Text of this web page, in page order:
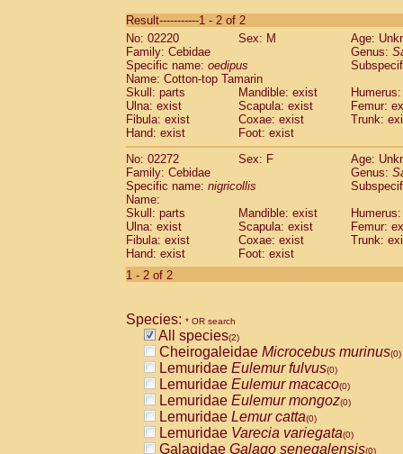
CebidaeSaguinus labiatus(0)
Cebidae Saguinus leucopus (0)
Cebidae
CebidaeSaguinus mystax
Cebidae Saguinus nigricollis (1)
Cebidae Saguinus oedipus
Cebidae Saguinus weddelli
Cebidae Saguinusspp.
Cebidae Aotus trivirgatus
Cebidae
CebidaeCebus apella
Cebidae
Cebidae Cebus nigrivittatus
Cebidae Cebusspp.(0)
Cebidae Saimiri boliviensis
CebidaeSaimiri sciureus(0)
AtelidaeAlouatta caraya(0)
Atelidae Alouatta seniculus
AtelidaeAlouatta
AtelidaeAteles belzebuth(0)
AtelidaeAteles geoffroyi(0)
AtelidaeAteles paniscus(0)
AtelidaeAtelesspp. (0)
AtelidaeLagothrix lagothricha
AtelidaeLagothrix lagothricha cana
PitheciidaeCacajao calvus
Result-----------1 - 2 of 2
No: 02220
Sex: M
Age:
Family: Cebidae
Genus:
Specific name: oedipus
Name: Cotton-top Tamarin
Skull: parts
Mandible: exist
Ulna: exist
Scapula: exist
Femur:
Fibula: exist
Coxae: exist
Trunk:
Hand: exist
Foot: exist
No: 02272
Sex: F
Age:
Family: Cebidae
Genus:
Specific name: nigricollis
Name:
Skull: parts
Mandible: exist
Ulna: exist
Scapula: exist
Femur:
Fibula: exist
Coxae: exist
Trunk:
Hand: exist
Foot: exist
1 - 2 of 2
Species: * OR search
All species(2)
Cheirogaleidae Microcebus murinus(0)
Lemuridae Eulemur fulvus(0)
Lemuridae Eulemur macaco(0)
Lemuridae Eulemur mongoz(0)
Lemuridae Lemur catta(0)
Lemuridae Varecia variegata(0)
Galagidae Galago senegalensis(0)